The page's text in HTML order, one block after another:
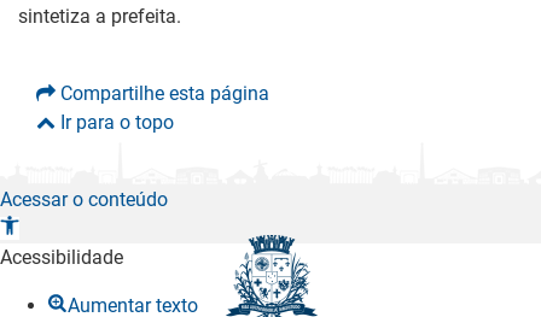
sintetiza a prefeita.
Compartilhe esta página
Ir para o topo
Acessar o conteúdo
A
b
Acessibilidade
Aumentar texto